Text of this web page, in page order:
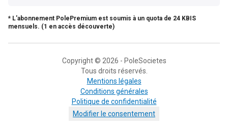
* L'abonnement PolePremium est soumis à un quota de 24 KBIS
mensuels. (1 en accès découverte)
Copyright © 2026 - PoleSocietes
Tous droits réservés.
Mentions légales
Conditions générales
Politique de confidentialité
Modifier le consentement